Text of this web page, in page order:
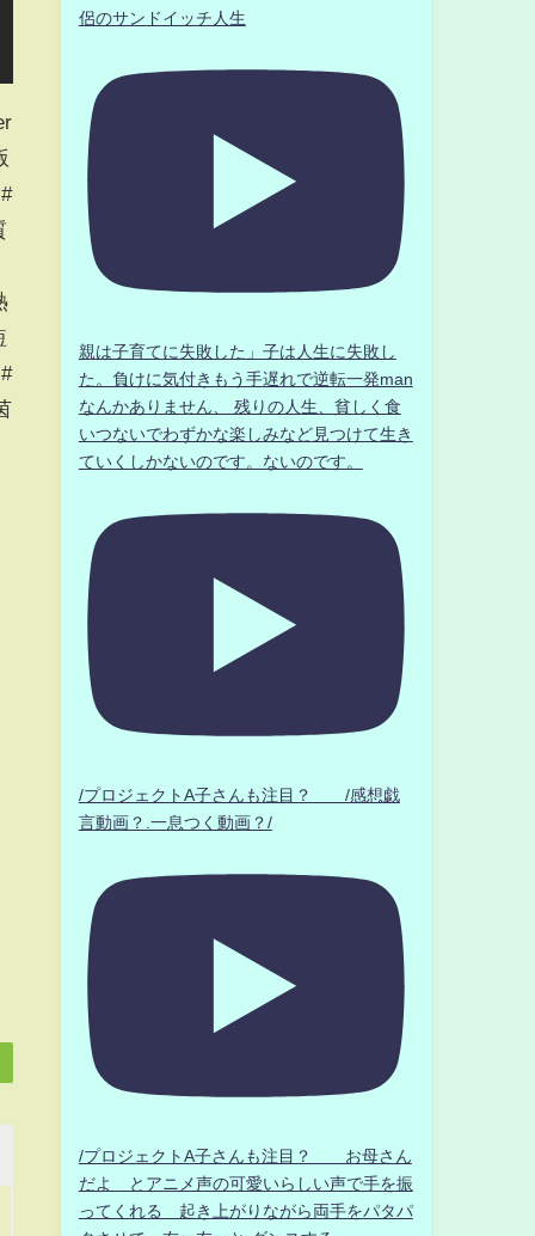
侶のサンドイッチ人生
親は子育てに失敗した」子は人生に失敗し
た。負けに気付きもう手遅れで逆転一発man
なんかありません、 残りの人生、貧しく食
いつないでわずかな楽しみなど見つけて生き
ていくしかないのです。ないのです。
/プロジェクトA子さんも注目？ /感想戯
言動画？.一息つく動画？/
/プロジェクトA子さんも注目？ お母さん
だよ とアニメ声の可愛いらしい声で手を振
ってくれる 起き上がりながら両手をパタパ